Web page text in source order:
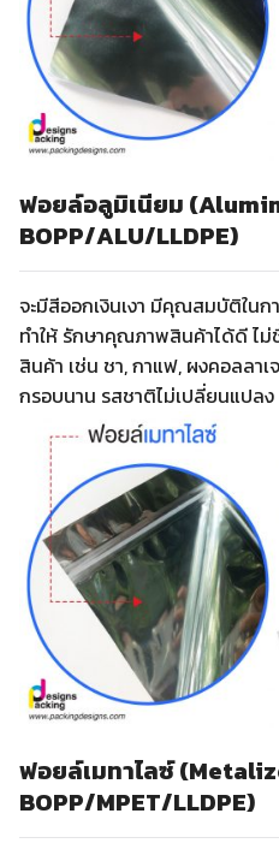
ฟอยล์อลูมิเนียม
BOPP/ALU/LLDPE)
จะมีสีออกเงินเงา มีคุณสมบัติใน
ทำให้ รักษาคุณภาพสินค้าได้ดี ไม่
สินค้า เช่น ชา, กาแฟ, ผงคอลลา
กรอบนาน รสชาติไม่เปลี่ยนแปลง
ฟอยล์เมทาไลซ์
BOPP/MPET/LLDPE)